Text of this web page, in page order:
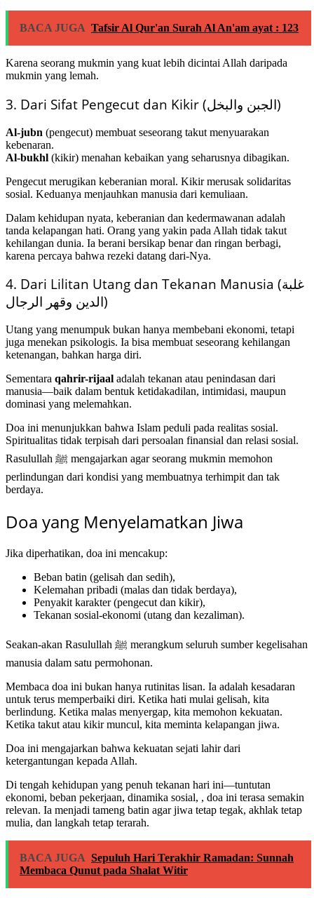
BACA JUGA Tafsir Al Qur'an Surah Al An'am ayat : 123
Karena seorang mukmin yang kuat lebih dicintai Allah daripada
mukmin yang lemah.
3. Dari Sifat Pengecut dan Kikir (الجبن والبخل)
Al-jubn (pengecut) membuat seseorang takut menyuarakan
kebenaran.
Al-bukhl (kikir) menahan kebaikan yang seharusnya dibagikan.
Pengecut merugikan keberanian moral. Kikir merusak solidaritas
sosial. Keduanya menjauhkan manusia dari kemuliaan.
Dalam kehidupan nyata, keberanian dan kedermawanan adalah
tanda kelapangan hati. Orang yang yakin pada Allah tidak takut
kehilangan dunia. Ia berani bersikap benar dan ringan berbagi,
karena percaya bahwa rezeki datang dari-Nya.
4. Dari Lilitan Utang dan Tekanan Manusia (غلبة
الدين وقهر الرجال)
Utang yang menumpuk bukan hanya membebani ekonomi, tetapi
juga menekan psikologis. Ia bisa membuat seseorang kehilangan
ketenangan, bahkan harga diri.
Sementara qahrir-rijaal adalah tekanan atau penindasan dari
manusia—baik dalam bentuk ketidakadilan, intimidasi, maupun
dominasi yang melemahkan.
Doa ini menunjukkan bahwa Islam peduli pada realitas sosial.
Spiritualitas tidak terpisah dari persoalan finansial dan relasi sosial.
Rasulullah ﷺ mengajarkan agar seorang mukmin memohon
perlindungan dari kondisi yang membuatnya terhimpit dan tak
berdaya.
Doa yang Menyelamatkan Jiwa
Jika diperhatikan, doa ini mencakup:
Beban batin (gelisah dan sedih),
Kelemahan pribadi (malas dan tidak berdaya),
Penyakit karakter (pengecut dan kikir),
Tekanan sosial-ekonomi (utang dan kezaliman).
Seakan-akan Rasulullah ﷺ merangkum seluruh sumber kegelisahan
manusia dalam satu permohonan.
Membaca doa ini bukan hanya rutinitas lisan. Ia adalah kesadaran
untuk terus memperbaiki diri. Ketika hati mulai gelisah, kita
berlindung. Ketika malas menyergap, kita memohon kekuatan.
Ketika takut atau kikir muncul, kita meminta kelapangan jiwa.
Doa ini mengajarkan bahwa kekuatan sejati lahir dari
ketergantungan kepada Allah.
Di tengah kehidupan yang penuh tekanan hari ini—tuntutan
ekonomi, beban pekerjaan, dinamika sosial, , doa ini terasa semakin
relevan. Ia menjadi tameng batin agar jiwa tetap tegak, akhlak tetap
mulia, dan langkah tetap terarah.
BACA JUGA Sepuluh Hari Terakhir Ramadan: Sunnah
Membaca Qunut pada Shalat Witir